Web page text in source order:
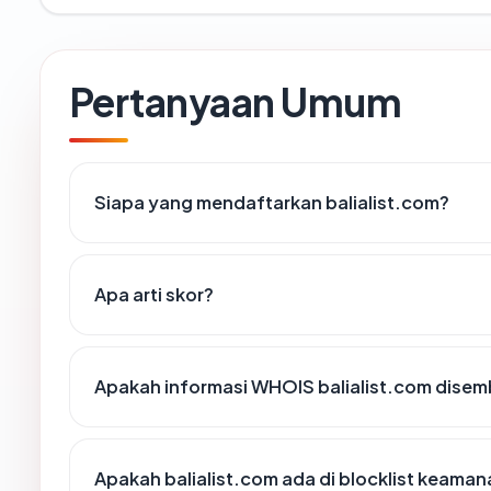
Pertanyaan Umum
Siapa yang mendaftarkan balialist.com?
Apa arti skor?
Apakah informasi WHOIS balialist.com
Apakah balialist.com ada di blocklist